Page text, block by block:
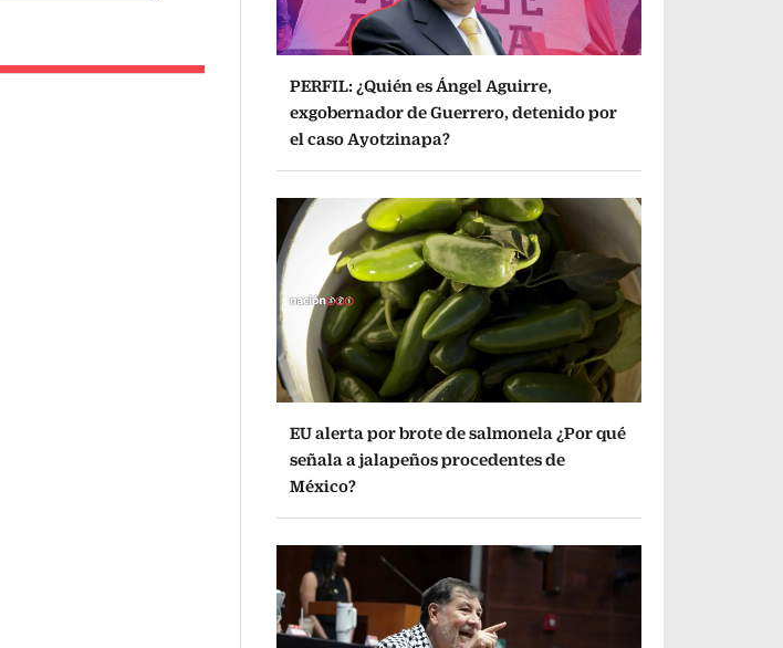
PERFIL: ¿Quién es Ángel Aguirre,
exgobernador de Guerrero, detenido por
el caso Ayotzinapa?
EU alerta por brote de salmonela ¿Por qué
señala a jalapeños procedentes de
México?